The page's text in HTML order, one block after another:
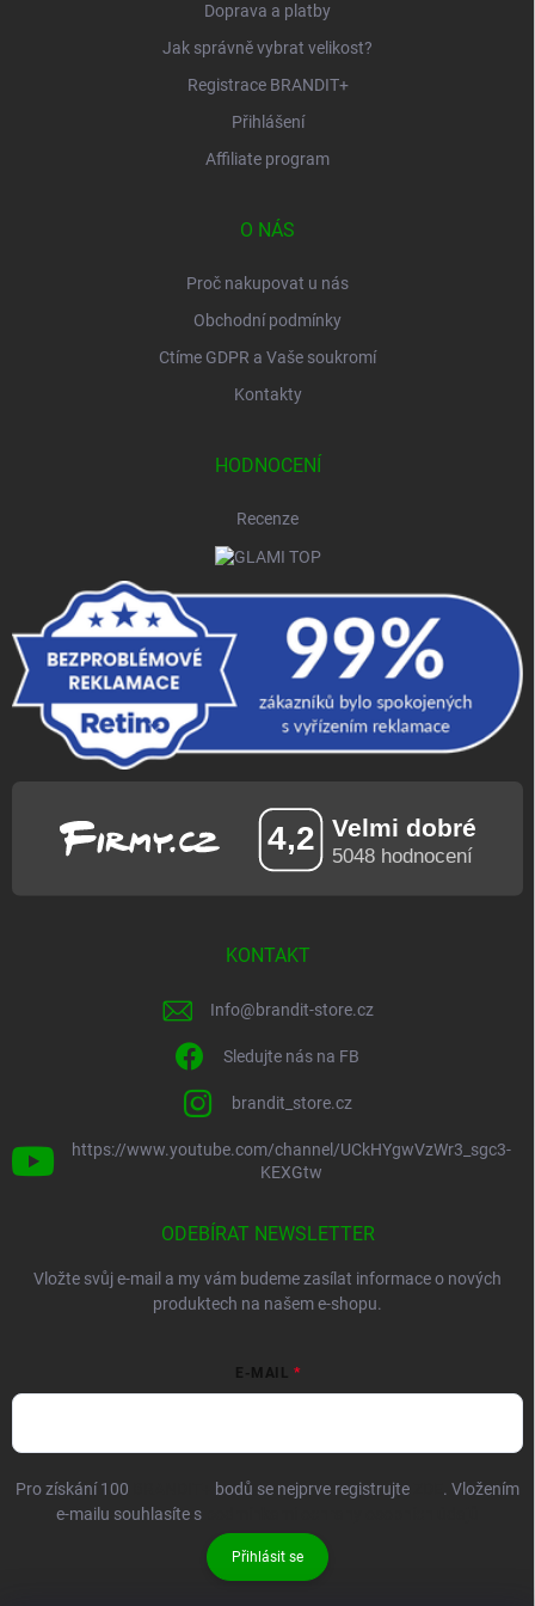
Doprava a platby
Jak správně vybrat velikost?
Registrace BRANDIT+
Přihlášení
Affiliate program
O NÁS
Proč nakupovat u nás
Obchodní podmínky
Ctíme GDPR a Vaše soukromí
Kontakty
HODNOCENÍ
Recenze
KONTAKT
Info@brandit-store.cz
Sledujte nás na FB
brandit_store.cz
https://www.youtube.com/channel/UCkHYgwVzWr3_sgc3-
KEXGtw
ODEBÍRAT NEWSLETTER
Vložte svůj e-mail a my vám budeme zasílat informace o nových
produktech na našem e-shopu.
E-MAIL
Pro získání 100 bodů se nejprve registrujte
. Vložením
e-mailu souhlasíte s
Přihlásit se